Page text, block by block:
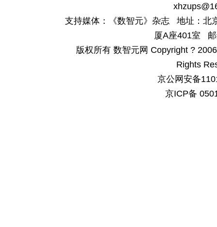
支持媒体：《数智元》杂志 地址：北
厦A座401室
版权所有 数智元网 Copyright ?
Rights
京公网安备
京ICP备